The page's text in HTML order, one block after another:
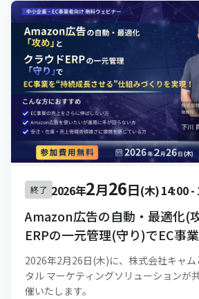
終了 2026年2月26日(木)14:00-
Amazon広告の自動・最適化(
ERPの一元管理(守り)でEC事
せる”仕組みづくりを実現！[
2026年2月26日(木)に、株式会社キャ
タル マーケティングソリューションが
催いたします。